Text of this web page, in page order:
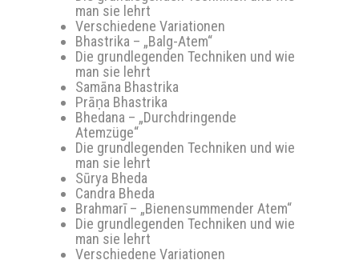
man sie lehrt
Verschiedene Variationen
Bhastrika – „Balg-Atem“
Die grundlegenden Techniken und wie
man sie lehrt
Samāna Bhastrika
Prāṇa Bhastrika
Bhedana – „Durchdringende
Atemzüge“
Die grundlegenden Techniken und wie
man sie lehrt
Sūrya Bheda
Candra Bheda
Brahmarī – „Bienensummender Atem“
Die grundlegenden Techniken und wie
man sie lehrt
Verschiedene Variationen